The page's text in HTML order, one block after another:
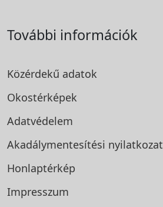
További információk
Közérdekű adatok
Okostérképek
Adatvédelem
Akadálymentesítési nyilatkozat
Honlaptérkép
Impresszum